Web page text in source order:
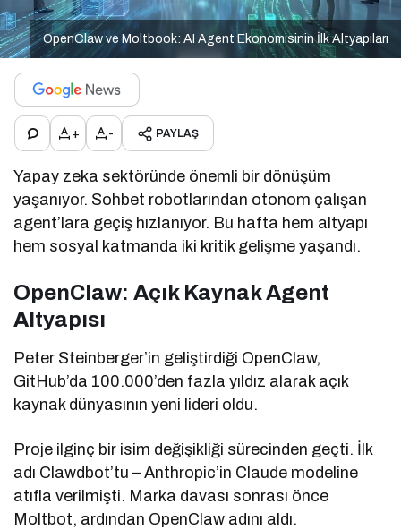
OpenClaw ve Moltbook: AI Agent Ekonomisinin İlk Altyapıları
+ - PAYLAŞ
Yapay zeka sektöründe önemli bir dönüşüm
yaşanıyor. Sohbet robotlarından otonom çalışan
agent’lara geçiş hızlanıyor. Bu hafta hem altyapı
hem sosyal katmanda iki kritik gelişme yaşandı.
OpenClaw: Açık Kaynak Agent
Altyapısı
Peter Steinberger’in geliştirdiği OpenClaw,
GitHub’da 100.000’den fazla yıldız alarak açık
kaynak dünyasının yeni lideri oldu.
Proje ilginç bir isim değişikliği sürecinden geçti. İlk
adı Clawdbot’tu – Anthropic’in Claude modeline
atıfla verilmişti. Marka davası sonrası önce
Moltbot, ardından OpenClaw adını aldı.